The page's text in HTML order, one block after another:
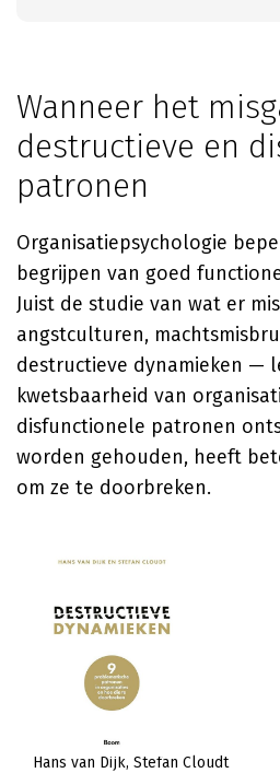
Wanneer het
destructieve en
patronen
Organisatiepsychologie
begrijpen van goed
Juist de studie van wat er
angstculturen,
destructieve dynamieken —
kwetsbaarheid van
disfunctionele patronen
worden gehouden, heeft
om ze te doorbreken.
Hans van Dijk Stefan Cloudt